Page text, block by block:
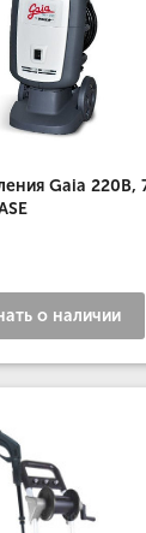
Gaia 220В,
о наличии